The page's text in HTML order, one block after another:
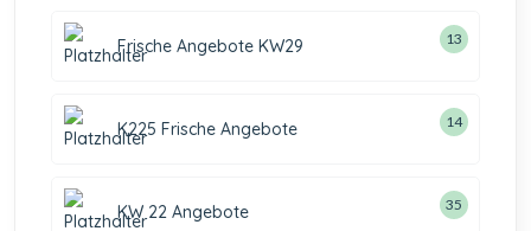
Frische Angebote KW29 13
K225 Frische Angebote 14
KW 22 Angebote 35